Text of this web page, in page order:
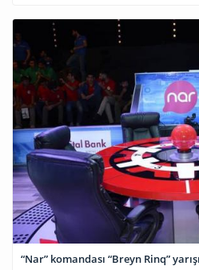
“Nar” komandası “Breyn Rinq”